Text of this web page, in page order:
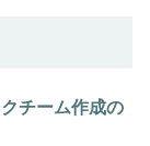
チーム作成の